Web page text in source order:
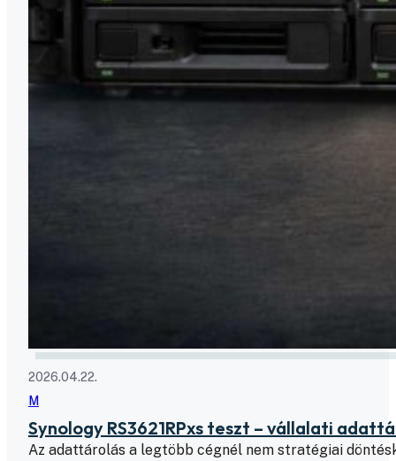
2026.04.22.
M
Synology RS3621RPxs teszt – vállalati
Az adattárolás a legtöbb cégnél nem stratégiai